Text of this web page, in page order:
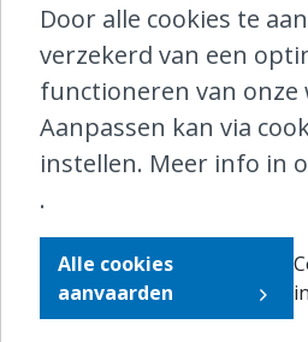
aansluit bij de
meeste Europese
waar het kopen van
over het algemeen
toegestaan
Waar kan je een ticket
Tegenwoordig wordt
de tickets gekocht via
Door alle cookies te
verzekerd van een
functioneren van onze
Aanpassen kan via
instellen. Meer info in
.
Alle cookies
aanvaarden